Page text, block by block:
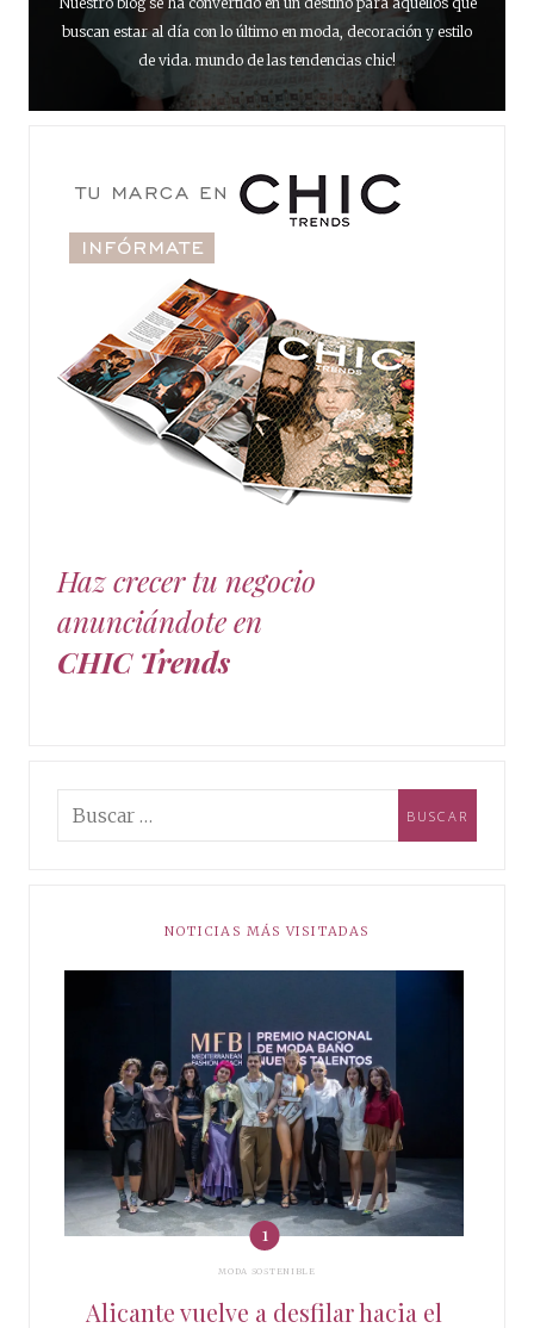
buscan estar al día con lo último en moda, decoración y estilo
de vida. mundo de las tendencias chic!
Haz crecer tu negocio
anunciándote en
CHIC Trends
NOTICIAS MÁS VISITADAS
MODA SOSTENIBLE
Alicante vuelve a desfilar hacia el